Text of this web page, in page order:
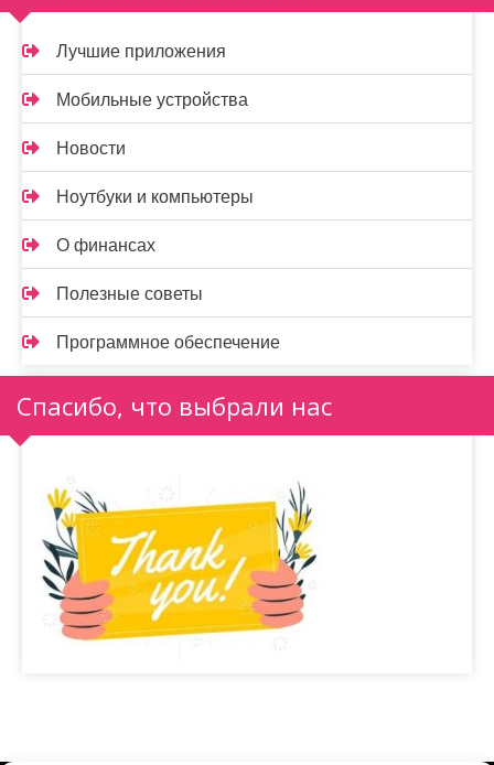
Лучшие приложения
Мобильные устройства
Новости
Ноутбуки и компьютеры
О финансах
Полезные советы
Программное обеспечение
Спасибо, что выбрали нас